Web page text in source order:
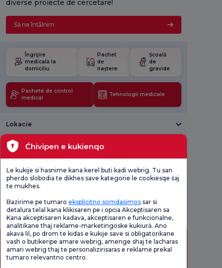
diverse proiecte de cercetare!
Să ne întâlnim
Îngrijire
medicală la
domiciliu
Pachet
de
naștere
Școală
de
gravide
Pachete de control
medical
Tehnologii medicale
Lokacie
Sănătate actuală
Unități medicale
Sondaj
general de
satisfacție
Chestionarul
de
Satisfacție.
satisfacție
privind
promoțiile
Ćhivipen e kukienqo
Le kukije si hasnime kana kerel buti kadi webrig. Tu san
pherdo slobodia te dikhes save kategorie le cookiesqe śaj
te mukhes.
Bazirime pe tumaro eksplicitno somdaśimos sar si
detalura telal kana klikisaren pe i opcia Akceptisaren sa
Kana akceptisaren kadava, akceptisaren e funkcionalne,
analitikane thaj reklame-marketingoske kukiură. Ano
akava lil, po drom te kidas e kukije save si obligatorikane
vash o butikeripe amare webrig, amenge shaj te lacharas
amari webrig thaj te personalizirisaras e reklame prekal
tumaro relevantno centro.